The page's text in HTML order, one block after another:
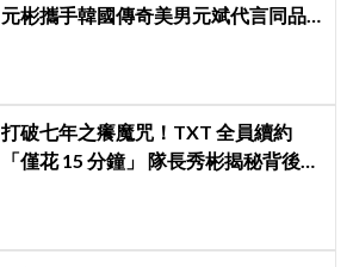
元彬攜手韓國傳奇美男元斌代言同品
打破七年之癢魔咒！TXT 全員續約
「僅花 15 分鐘」 隊長秀彬揭秘背後原